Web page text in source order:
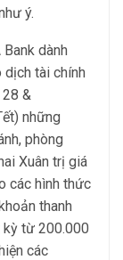
ý.
dành
dịch tài chính
28 &
những
phòng
Xuân trị giá
các hình thức
thanh
từ 200.000
các